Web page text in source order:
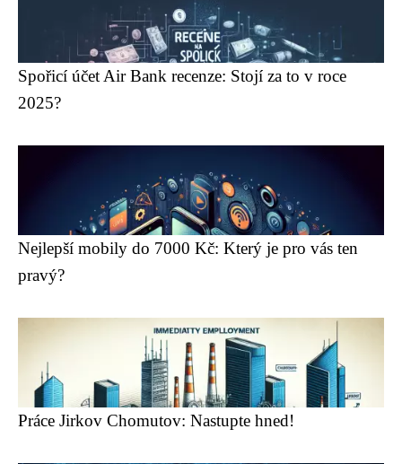
Spořicí účet Air Bank recenze: Stojí za to v roce
2025?
Nejlepší mobily do 7000 Kč: Který je pro vás ten
pravý?
Práce Jirkov Chomutov: Nastupte hned!